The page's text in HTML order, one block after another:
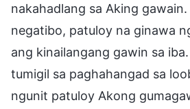
nakahadlang sa Aking
negatibo, patuloy na ginawa
ang kinailangang gawin sa
tumigil sa paghahangad sa
ngunit patuloy Akong